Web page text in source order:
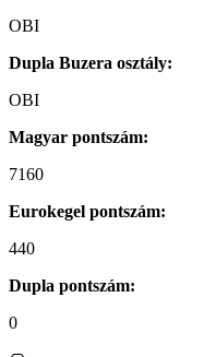
OBI
Dupla Buzera osztály:
OBI
Magyar pontszám:
7160
Eurokegel pontszám:
440
Dupla pontszám:
0